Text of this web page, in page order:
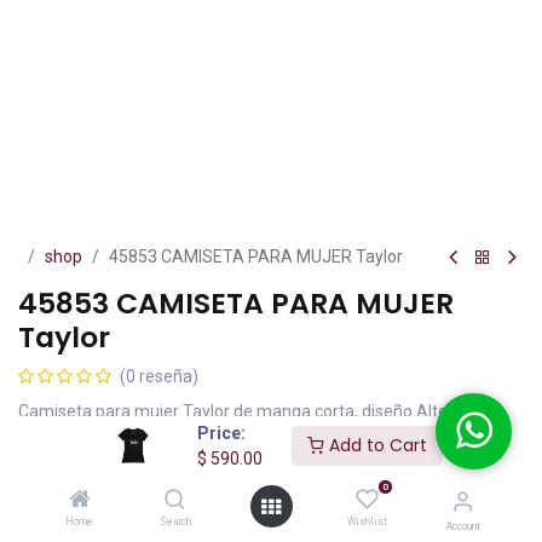
Price:
$ 590.00
Add to Cart
Home Search
0
Wishlist Account
shop 45853 CAMISETA PARA MUJER Taylor
45853 CAMISETA PARA MUJER
Taylor
(0 reseña)
Camiseta para mujer Taylor de manga corta, diseño Alternative
#5052 con logo Taylor clásico en tela de algodón y poliester 50/50
color negro talla XG.
590.00 IVA incluido